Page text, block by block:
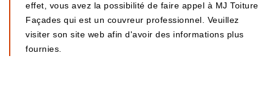
effet, vous avez la possibilité de faire appel à MJ Toiture
Façades qui est un couvreur professionnel. Veuillez
visiter son site web afin d'avoir des informations plus
fournies.